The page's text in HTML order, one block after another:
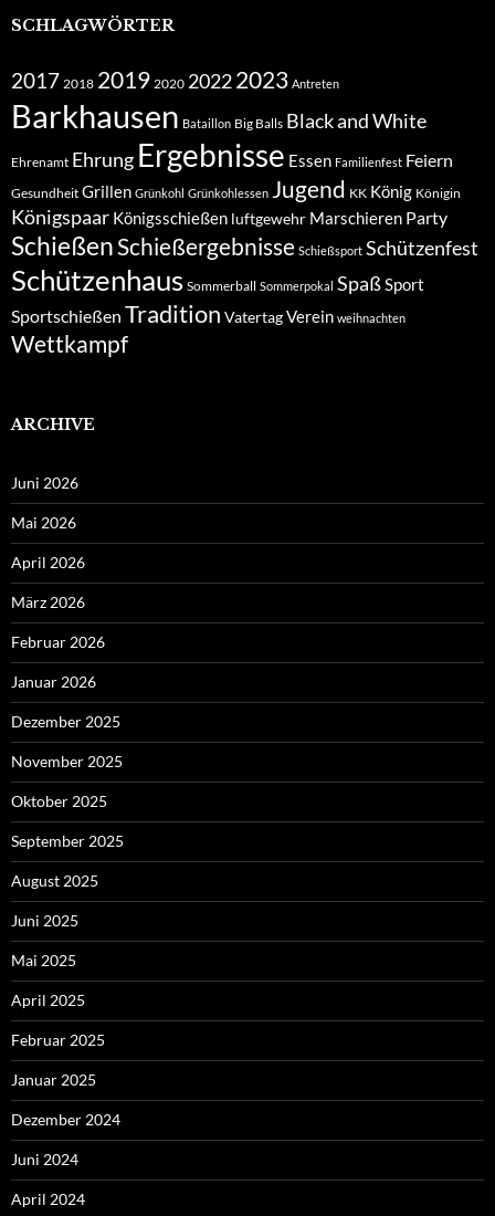
SCHLAGWÖRTER
2017 2018 2019 2020 20222023 Antreten
Barkhausen Bataillon Big Balls Black and White
Ehrenamt Ehrung Ergebnisse Essen Familienfest Feiern
Gesundheit Grillen Grünkohl Grünkohlessen Jugend KK König Königin
Königspaar Königsschießen luftgewehr Marschieren Party
SchießenSchießergebnisse Schießsport Schützenfest
Schützenhaus Sommerball Sommerpokal SpaßSport
Sportschießen Tradition VatertagVerein weihnachten
Wettkampf
ARCHIVE
Juni 2026
Mai 2026
April 2026
März 2026
Februar 2026
Januar 2026
Dezember 2025
November 2025
Oktober 2025
September 2025
August 2025
Juni 2025
Mai 2025
April 2025
Februar 2025
Januar 2025
Dezember 2024
Juni 2024
April 2024